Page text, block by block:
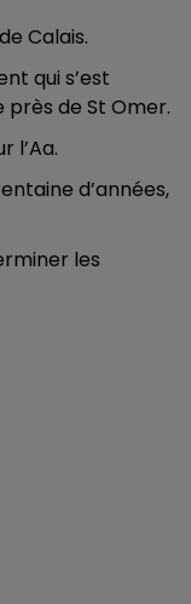
Calais.
qui s’est
de St Omer.
l’Aa.
d’années,
les